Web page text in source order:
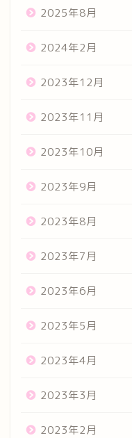
2025年8月
2024年2月
2023年12月
2023年11月
2023年10月
2023年9月
2023年8月
2023年7月
2023年6月
2023年5月
2023年4月
2023年3月
2023年2月